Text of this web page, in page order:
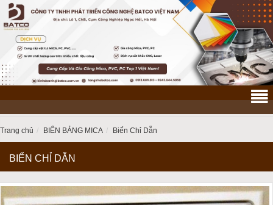
Trang chủ BIỂN BẢNG MICA Biển Chỉ Dẫn
BIỂN CHỈ DẪN